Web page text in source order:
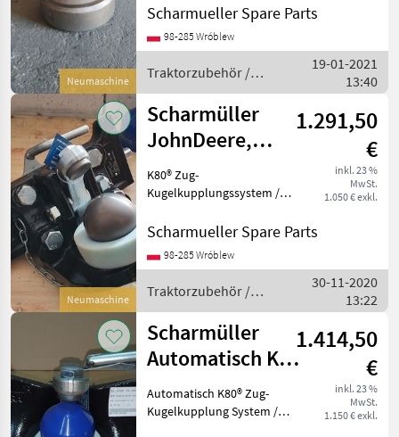
Neumaschine
(also available with a
holder Art.Nr. 02.481.351) ---
---//// Schreib uns
Scharmueller Spare Parts
98-285 Wróblew
Traktorzubehör /
Scharmüller
19-01-2021
13:40
Neumaschine
Scharmüller
JohnDeere,
Valtra, Kubota,
Fendt, MF, JCB
1.291,50
€
inkl. 23 %
MwSt.
1.050 € exkl.
K80® Zug-
Kugelkupplungssystem /
Kugelkupplungssystem
Artikel Nummer. 07.6330.42-
A02 Dimension 330/25/32
Dimensionen / wir haben
andere Dime
Scharmueller Spare Parts
98-285 Wróblew
Traktorzubehör /
Scharmüller
30-11-2020
13:22
Scharmüller
Automatisch K80
Kugeleinsatz /
Ball K80 insert
1.414,50
€
inkl. 23 %
MwSt.
1.150 € exkl.
Automatisch K80® Zug-
Kugelkupplung System /